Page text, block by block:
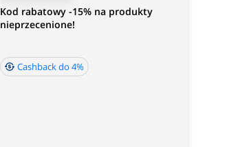
Kod rabatowy -15% na produkty
nieprzecenione!
Cashback do 4%